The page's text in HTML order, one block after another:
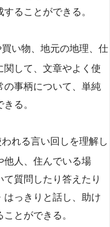
ることができる。
い物、地元の地理、仕
して、文章やよく使
の事柄について、単純
る。
れる言い回しを理解し
他人、住んでいる場
質問したり答えたり
っきりと話し、助け
とができる。